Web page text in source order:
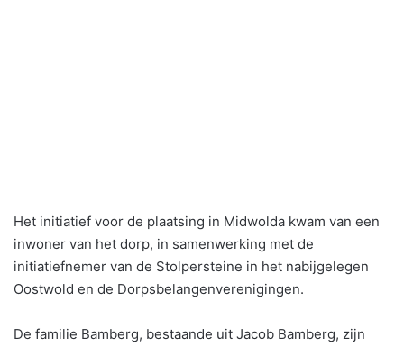
Het initiatief voor de plaatsing in Midwolda kwam van een
inwoner van het dorp, in samenwerking met de
initiatiefnemer van de Stolpersteine in het nabijgelegen
Oostwold en de Dorpsbelangenverenigingen.
De familie Bamberg, bestaande uit Jacob Bamberg, zijn